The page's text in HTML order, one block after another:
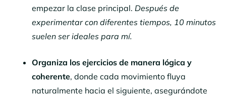
empezar la clase principal. Después de
experimentar con diferentes tiempos, 10 minutos
suelen ser ideales para mí.
Organiza los ejercicios de manera lógica y
coherente, donde cada movimiento fluya
naturalmente hacia el siguiente, asegurándote